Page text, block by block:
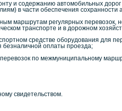
и содержанию автомобильных
в части обеспечения сохранности
маршрутам регулярных перевозок,
транспорте и в дорожном
средстве оборудования для
безналичной оплаты проезда;
по межмуниципальному
свидетельством.